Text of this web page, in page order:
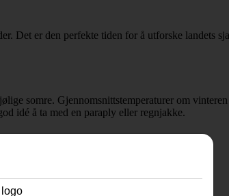
Det er den perfekte tiden for å utforske landets
somre. Gjennomsnittstemperaturer om
idé å ta med en paraply eller regnjakke.